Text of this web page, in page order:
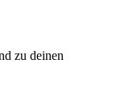
zu deinen